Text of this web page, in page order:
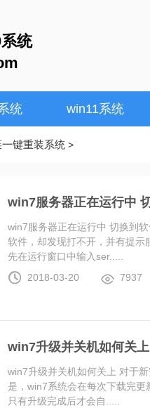
统
统 win11系统
键重装系统 >
win7服务器正在运行中
win7服务器正在运行中 切换到
软件，却发现打不开，并有提
先在运行窗口中输入ser.....
2018-03-20
7937
win7升级并关机如何关上
win7升级并关机如何关上 对于
是，win7系统会在每次下载完
只有升级完成后才会自.....